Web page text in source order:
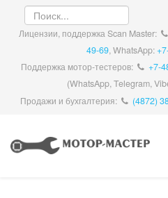
Лицензии, поддержка Scan Master:
49-69, WhatsApp:
Поддержка мотор-тестеров:
+7-
(WhatsApp, Telegram,
Продажи и бухгалтерия:
(4872)